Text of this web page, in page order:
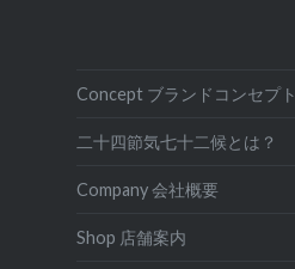
Concept ブランドコンセプト
二十四節気七十二候とは？
Company 会社概要
Shop 店舗案内